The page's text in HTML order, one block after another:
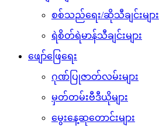
စစ်သည်ရေး/ဆိုသီချင်းများ
ရဲစိတ်ရဲမာန်သီချင်းများ
ဖျော်ဖြေရေး
ဂုဏ်ပြုဇာတ်လမ်းများ
မှတ်တမ်းဗီဒီယိုများ
မွေးနေ့ဆုတောင်းများ